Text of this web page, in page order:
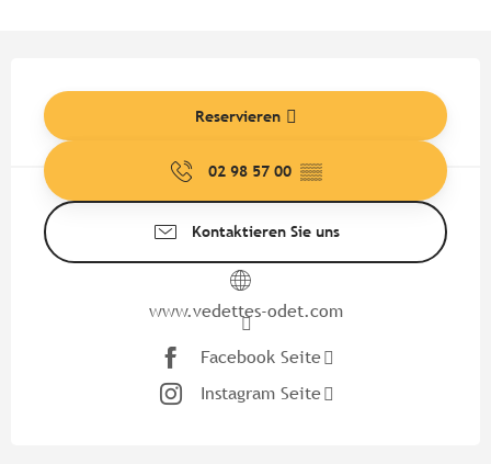
Reservieren
02 98 57 00 ▒▒
Kontaktieren Sie uns
www.vedettes-odet.com
Facebook Seite
Instagram Seite